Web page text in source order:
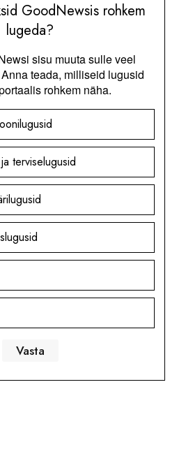
GoodNewsis rohkem
lugeda?
sisu muuta sulle veel
teada, milliseid lugusid
rohkem näha.
terviselugusid